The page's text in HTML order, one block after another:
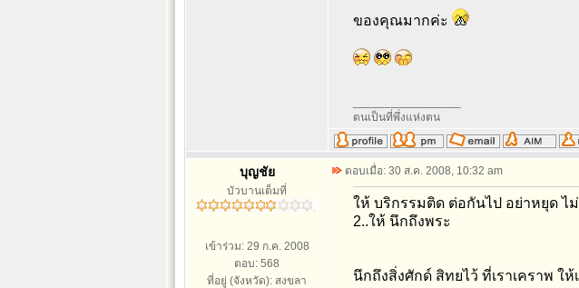
ของคุณมากค่ะ
ตนเป็นที่พึ่งแห่งตน
บุญชัย
บัวบานเต็มที่
เข้าร่วม: 29 ก.ค. 2008
ตอบ: 568
ที่อยู่ (จังหวัด): สงขลา
ตอบเมื่อ: 30 ส.ค. 2008, 10:32 am
ให้ บริกรรมติด ต่อกันไป อย่าหยุด ไ
2..ให้ นึกถึงพระ
นึกถึงสิ่งศักด์ สิทยไว้ ที่เราเคราพ ใ